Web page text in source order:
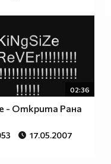
02:36
- Открита Рана
17.05.2007